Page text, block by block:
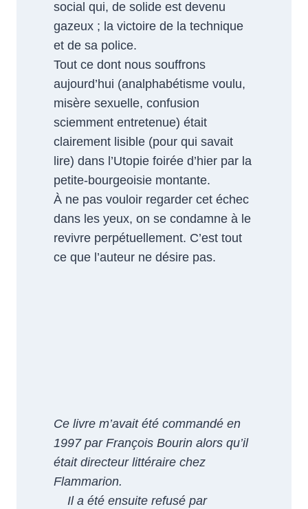
social qui, de solide est devenu
gazeux ; la victoire de la technique
et de sa police.
Tout ce dont nous souffrons
aujourd’hui (analphabétisme voulu,
misère sexuelle, confusion
sciemment entretenue) était
clairement lisible (pour qui savait
lire) dans l’Utopie foirée d’hier par la
petite-bourgeoisie montante.
À ne pas vouloir regarder cet échec
dans les yeux, on se condamne à le
revivre perpétuellement. C’est tout
ce que l’auteur ne désire pas.
Ce livre m’avait été commandé en
1997 par François Bourin alors qu’il
était directeur littéraire chez
Flammarion.
Il a été ensuite refusé par